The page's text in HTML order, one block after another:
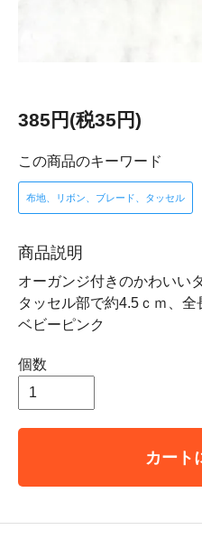
385円(税35円)
この商品のキーワード
布地、リボン、ブレード、タッセル
商品説明
オーガンジ付きのかわいい
タッセル部で約4.5ｃｍ、全
ベビーピンク
個数
カート